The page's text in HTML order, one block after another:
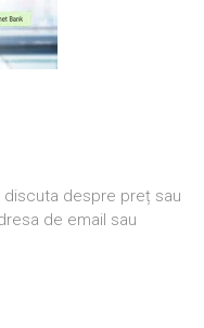
despre preț sau
de email sau